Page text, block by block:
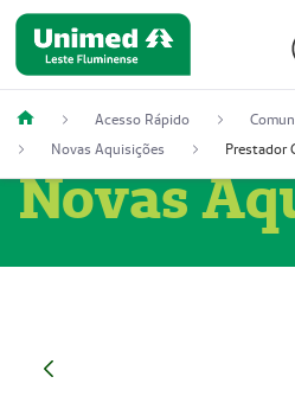
Acesso Rápido
Novas Aquisições
Novas